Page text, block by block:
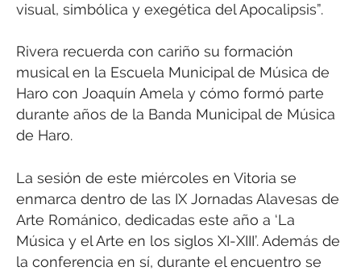
visual, simbólica y exegética del Apocalipsis”.
Rivera recuerda con cariño su formación
musical en la Escuela Municipal de Música de
Haro con Joaquín Amela y cómo formó parte
durante años de la Banda Municipal de Música
de Haro.
La sesión de este miércoles en Vitoria se
enmarca dentro de las IX Jornadas Alavesas de
Arte Románico, dedicadas este año a ‘La
Música y el Arte en los siglos XI-XIII’. Además de
la conferencia en sí, durante el encuentro se